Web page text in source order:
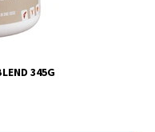
345G